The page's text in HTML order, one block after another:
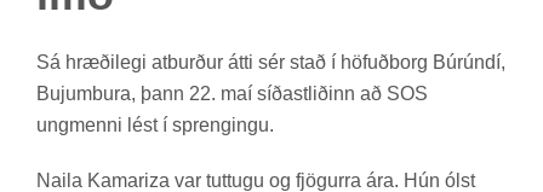
Sá hræði­legi at­burð­ur átti sér stað í höf­uð­borg Búrúndí,
Buj­umbura, þann 22. maí síð­ast­lið­inn að SOS
ung­menni lést í spreng­ingu.
Naila Kam­ariza var tutt­ugu og fjög­urra ára. Hún ólst